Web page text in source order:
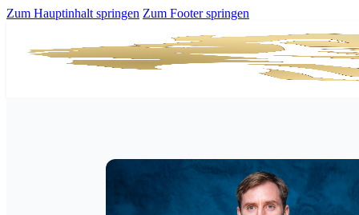
Zum Hauptinhalt springen Zum Footer springen